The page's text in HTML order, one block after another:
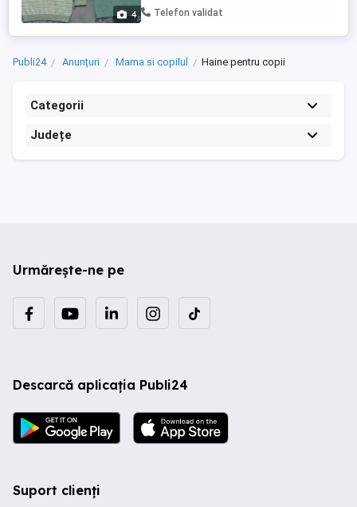
4
produse pt copii din anunturile mele,pretul
Telefon validat
Publi24 Anunțuri Mama si copilul Haine pentru copii
Categorii
Județe
Urmărește-ne pe
Descarcă aplicația Publi24
Suport clienți